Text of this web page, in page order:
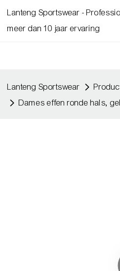
Lanteng Sportswear -
meer dan 10 jaar ervaring
Lanteng Sportswear
Dames effen ronde hals,